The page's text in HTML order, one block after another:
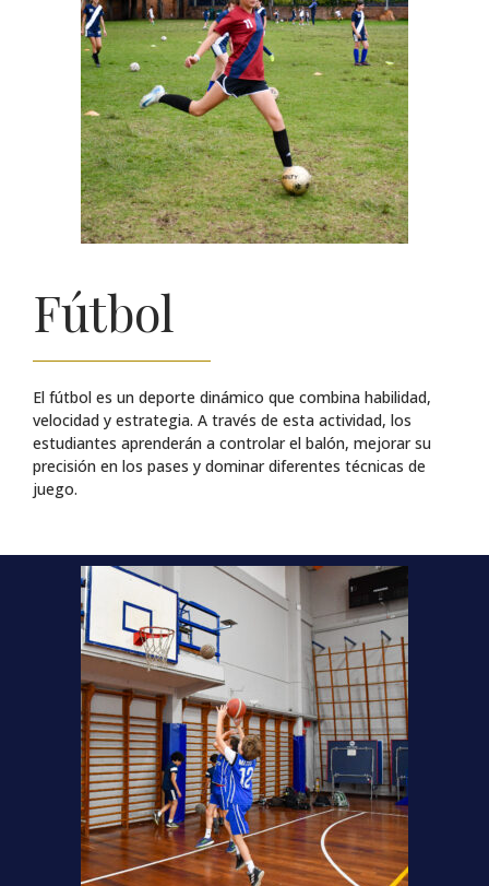
Fútbol
El fútbol es un deporte dinámico que combina habilidad,
velocidad y estrategia. A través de esta actividad, los
estudiantes aprenderán a controlar el balón, mejorar su
precisión en los pases y dominar diferentes técnicas de
juego.